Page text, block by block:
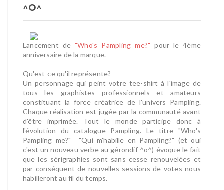
^O^
Lancement de "Who's Pampling me?" pour le 4ème
anniversaire de la marque.
Qu'est-ce qu'il représente?
Un personnage qui peint votre tee-shirt à l'image de
tous les graphistes professionnels et amateurs
constituant la force créatrice de l'univers Pampling.
Chaque réalisation est jugée par la communauté avant
d'être imprimée. Tout le monde participe donc à
l'évolution du catalogue Pampling. Le titre "Who's
Pampling me?" ="Qui m'habille en Pampling?" (et oui
c'est un nouveau verbe au gérondif ^o^) évoque le fait
que les sérigraphies sont sans cesse renouvelées et
par conséquent de nouvelles sessions de votes nous
habilleront au fil du temps.